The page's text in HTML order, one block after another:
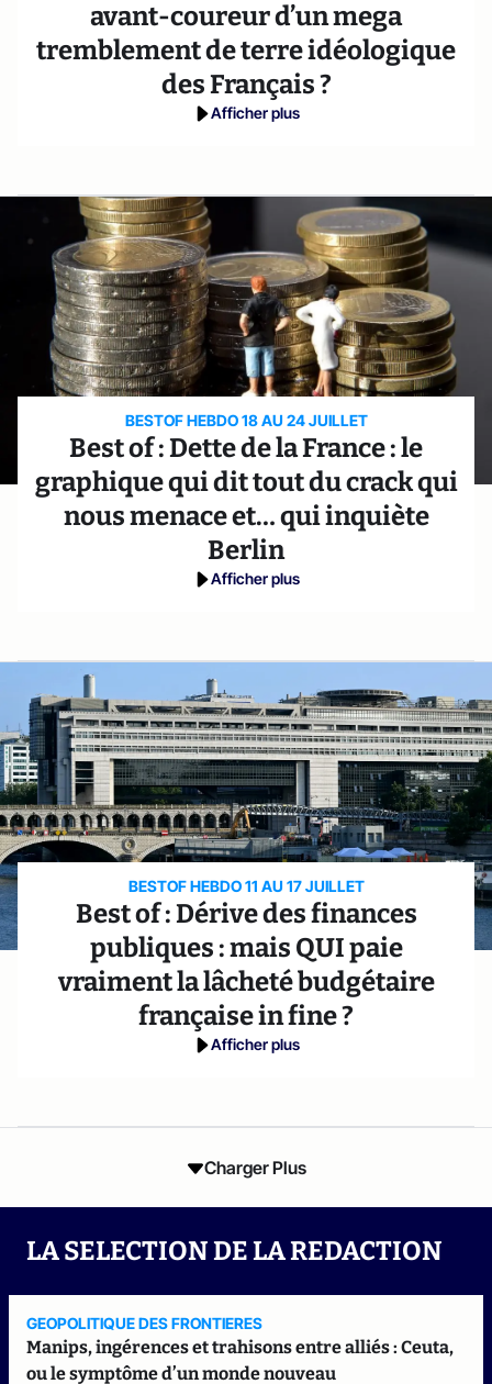
avant-coureur d’un mega
tremblement de terre idéologique
des Français ?
Afficher plus
BESTOF HEBDO 18 AU 24 JUILLET
Best of : Dette de la France : le
graphique qui dit tout du crack qui
nous menace et… qui inquiète
Berlin
Afficher plus
BESTOF HEBDO 11 AU 17 JUILLET
Best of : Dérive des finances
publiques : mais QUI paie
vraiment la lâcheté budgétaire
française in fine ?
Afficher plus
Charger Plus
LA SELECTION DE LA REDACTION
GEOPOLITIQUE DES FRONTIERES
Manips, ingérences et trahisons entre alliés : Ceuta,
ou le symptôme d’un monde nouveau